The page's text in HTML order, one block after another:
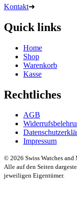
Kontakt➜
Quick links
Home
Shop
Warenkorb
Kasse
Rechtliches
AGB
Impressum
© 2026 Swiss Watches and
Alle auf den Seiten
jeweiligen Eigentümer.